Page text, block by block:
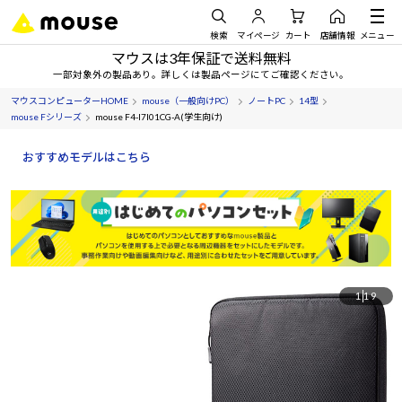
検索 マイページ カート 店舗情報 メニュー
マウスは3年保証で送料無料
一部対象外の製品あり。詳しくは製品ページにてご確認ください。
マウスコンピューターHOME mouse（一般向けPC） ノートPC
14型
mouse Fシリーズ
mouse F4-I7I01CG-A(学生向け)
おすすめモデルはこちら
119